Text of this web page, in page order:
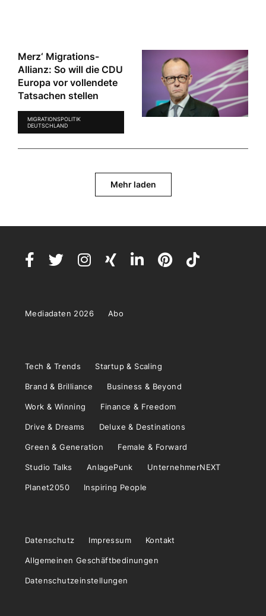
Merz‘ Migrations-
Allianz: So will die CDU
Europa vor vollendete
Tatsachen stellen
MIGRATIONSPOLITIK
DEUTSCHLAND
Mehr laden
Mediadaten 2026 Abo
Tech & Trends Startup & Scaling
Brand & Brilliance Business & Beyond
Work & Winning Finance & Freedom
Drive & Dreams Deluxe & Destinations
Green & Generation Female & Forward
Studio Talks AnlagePunk UnternehmerNEXT
Planet2050 Inspiring People
Datenschutz Impressum Kontakt
Allgemeinen Geschäftbedinungen
Datenschutzeinstellungen